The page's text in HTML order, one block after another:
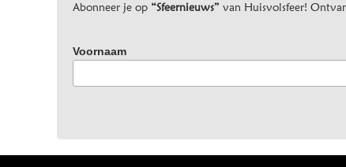
Abonneer je op “Sfeernieuws” van Huisvolsfeer!
Voornaam